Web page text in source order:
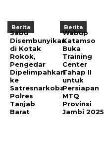
Berita
Sabu
Disembunyikan
di Kotak
Rokok,
Pengedar
Dipelimpahkan
ke
Satresnarkoba
Polres
Tanjab
Barat
Berita
Wabup
Katamso
Buka
Training
Center
Tahap II
untuk
Persiapan
MTQ
Provinsi
Jambi 2025